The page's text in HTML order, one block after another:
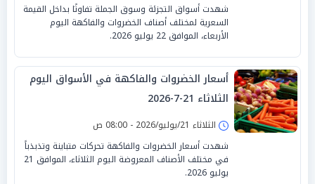
شهدت أسواق التجزئة وسوق الجملة تفاوتًا بداخل القيمة
السعرية لمختلف أصناف الخضروات والفاكهة اليوم
الأربعاء، الموافق 22 يوليو 2026.
أسعار الخضروات والفاكهة في الأسواق اليوم
الثلاثاء 21-7-2026
الثلاثاء 21/يوليو/2026 - 08:00 ص
شهدت أسعار الخضروات والفاكهة تحركات متباينة وتذبذباً
في مختلف الأصناف المعروضة اليوم الثلاثاء، الموافق 21
يوليو 2026.